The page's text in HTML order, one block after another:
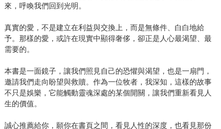
來，呼喚我們回到光明。
真實的愛，不是建立在利益與交換上，而是無條件、白白地給
予。那樣的愛，或許在現實中顯得奢侈，卻正是人心最渴望、最
需要的。
本書是一面鏡子，讓我們照見自己的恐懼與渴望，也是一扇門，
邀請我們走向盼望與救贖。作為一位牧者，我深知，這樣的故事
不只是娛樂，它能觸動靈魂深處的某個開關，讓我們重新看見人
生的價值。
誠心推薦給你，願你在書頁之間，看見人性的深度，也看見那份